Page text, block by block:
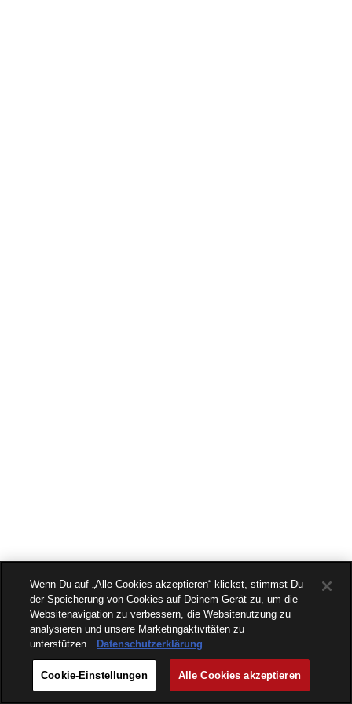
Wenn Du auf „Alle Cookies akzeptieren“ klickst, stimmst Du
der Speicherung von Cookies auf Deinem Gerät zu, um die
Websitenavigation zu verbessern, die Websitenutzung zu
analysieren und unsere Marketingaktivitäten zu
unterstützen.
Datenschutzerklärung
Cookie-Einstellungen Alle Cookies akzeptieren